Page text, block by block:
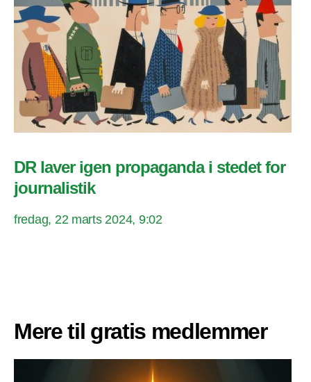
DR laver igen propaganda i stedet for
journalistik
fredag, 22 marts 2024, 9:02
Mere til gratis medlemmer